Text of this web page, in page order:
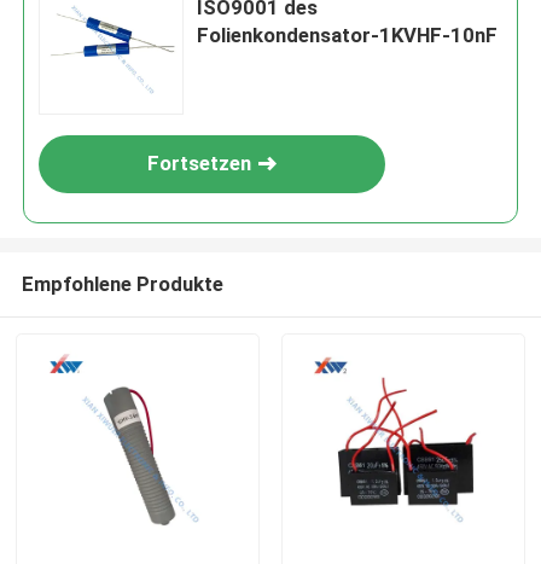
ISO9001 des
Folienkondensator-1KVHF-10nF
Fortsetzen
Empfohlene Produkte